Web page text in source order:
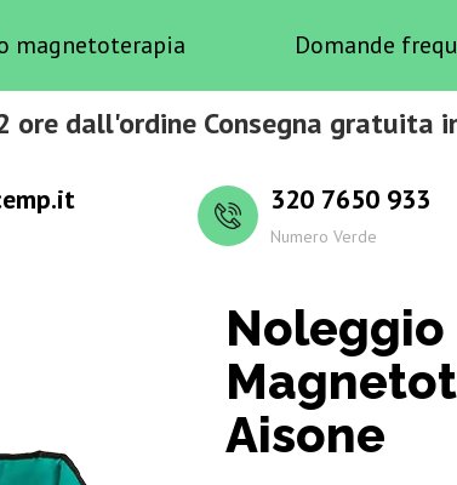
magnetoterapia Domande
ore dall'ordine Consegna gratuita
320 7650 933
Numero Verde
Noleggio
Aisone